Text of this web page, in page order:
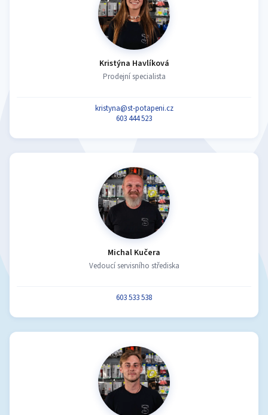
Kristýna Havlíková
Prodejní specialista
kristyna@st-potapeni.cz
603 444 523
Michal Kučera
Vedoucí servisního střediska
603 533 538